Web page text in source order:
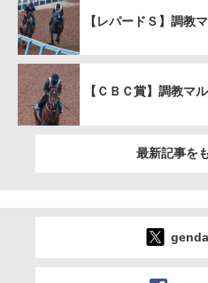
【レパードＳ】調教
【ＣＢＣ賞】調教マ
最新記事を